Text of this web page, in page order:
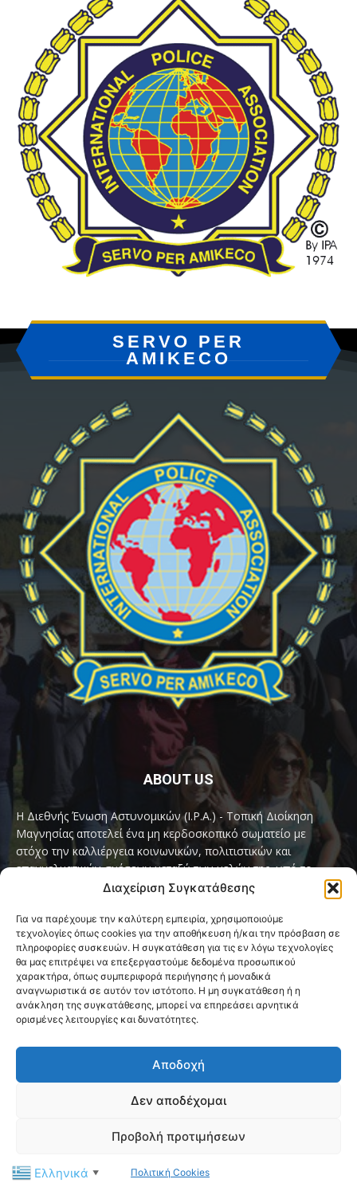
Διαχείριση Συγκατάθεσης
Για να παρέχουμε την καλύτερη εμπειρία, χρησιμοποιούμε
τεχνολογίες όπως cookies για την αποθήκευση ή/και την πρόσβαση σε
πληροφορίες συσκευών. Η συγκατάθεση για τις εν λόγω τεχνολογίες
θα μας επιτρέψει να επεξεργαστούμε δεδομένα προσωπικού
χαρακτήρα, όπως συμπεριφορά περιήγησης ή μοναδικά
αναγνωριστικά σε αυτόν τον ιστότοπο. Η μη συγκατάθεση ή η
ανάκληση της συγκατάθεσης, μπορεί να επηρεάσει αρνητικά
ορισμένες λειτουργίες και δυνατότητες.
Αποδοχή
Δεν αποδέχομαι
Προβολή προτιμήσεων
Πολιτική Cookies
SERVO PER
AMIKECO
ABOUT US
Η Διεθνής Ένωση Αστυνομικών (I.P.A.) - Τοπική Διοίκηση
Μαγνησίας αποτελεί ένα μη κερδοσκοπικό σωματείο με
στόχο την καλλιέργεια κοινωνικών, πολιτιστικών και
επαγγελματικών σχέσεων μεταξύ των μελών της, υπό το
παγκόσμιο σύνθημα «Servo per Amikeco» (Υπηρετώ δια της
Contact us:ipamagnesia@gmail.com
FOLLOW US
@2026 I.P.A. Magnesia by paggus
Privacy & Terms Page
Επικοινωνία
Ελληνικά ▼